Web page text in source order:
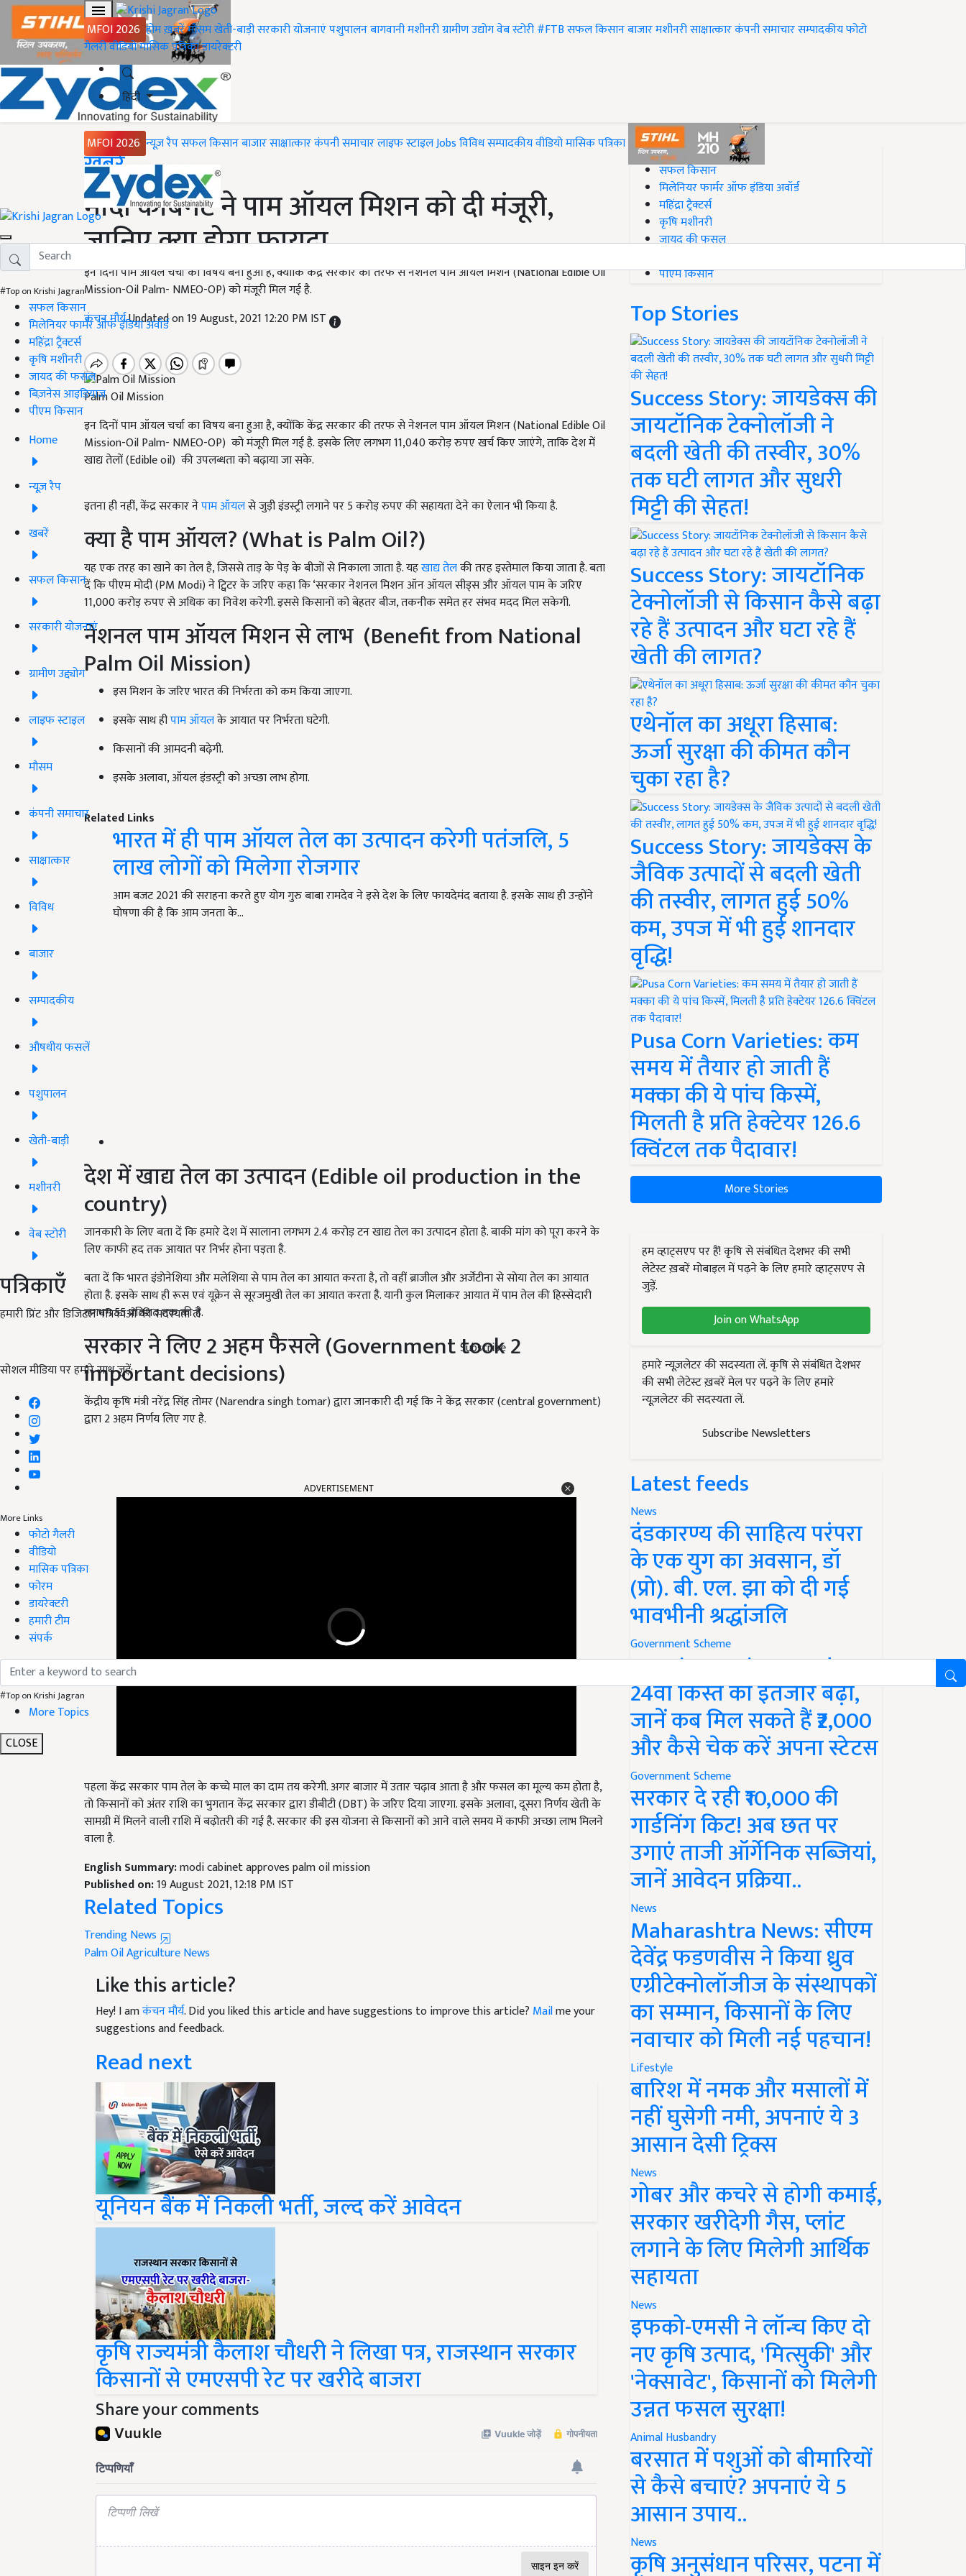
MFOI 2026 होमख़बरेंमौसमखेती-बाड़ीसरकारी योजनाएंपशुपालनबागवानीमशीनरीग्रामीण उद्योगवेब स्टोरी#FTBसफल किसानबाजारमशीनरीसाक्षात्कारकंपनी समाचारसम्पादकीयफोटो
गैलरीवीडियोमासिक पत्रिकाडायरेक्टरी
हिंदी
MFOI 2026 न्यूज़ रैपसफल किसानबाजारसाक्षात्कारकंपनी समाचारलाइफ स्टाइलJobsविविधसम्पादकीयवीडियोमासिक पत्रिका
#Top on Krishi Jagran
सफल किसान
मिलेनियर फार्मर ऑफ इंडिया अवॉर्ड
महिंद्रा ट्रैक्टर्स
कृषि मशीनरी
जायद की फसल
बिज़नेस आइडियाज
पीएम किसान
Home
न्यूज़ रैप
खबरें
सफल किसान
सरकारी योजनाएं
ग्रामीण उद्द्योग
लाइफ स्टाइल
मौसम
कंपनी समाचार
साक्षात्कार
विविध
बाजार
सम्पादकीय
औषधीय फसलें
पशुपालन
खेती-बाड़ी
मशीनरी
वेब स्टोरी
पत्रिकाएँ
हमारी प्रिंट और डिजिटल पत्रिकाओं की सदस्यता लें
Subscribe
सोशल मीडिया पर हमारे साथ जुड़ें:
More Links
फोटो गैलरी
वीडियो
मासिक पत्रिका
फोरम
डायरेक्टरी
हमारी टीम
संपर्क
#Top on Krishi Jagran
More Topics
CLOSE
Home
ख़बरें
मोदी कैबिनेट ने पाम ऑयल मिशन को दी मंजूरी,
जानिए क्या होगा फायदा
इन दिनों पाम ऑयल चर्चा का विषय बना हुआ है, क्योंकि केंद्र सरकार की तरफ से नेशनल पाम ऑयल मिशन (National Edible Oil
Mission-Oil Palm- NMEO-OP) को मंजूरी मिल गई है.
कंचन मौर्यUpdated on 19 August, 2021 12:20 PM IST
Palm Oil Mission
इन दिनों पाम ऑयल चर्चा का विषय बना हुआ है, क्योंकि केंद्र सरकार की तरफ से नेशनल पाम ऑयल मिशन (National Edible Oil
Mission-Oil Palm- NMEO-OP) को मंजूरी मिल गई है. इसके लिए लगभग 11,040 करोड़ रुपए खर्च किए जाएंगे, ताकि देश में
खाद्य तेलों (Edible oil) की उपलब्धता को बढ़ाया जा सके.
इतना ही नहीं, केंद्र सरकार नेपाम ऑयलसे जुड़ी इंडस्ट्री लगाने पर 5 करोड़ रुपए की सहायता देने का ऐलान भी किया है.
क्या है पाम ऑयल? (What is Palm Oil?)
यह एक तरह का खाने का तेल है, जिससे ताड़ के पेड़ के बीजों से निकाला जाता है. यहखाद्य तेलकी तरह इस्तेमाल किया जाता है. बता
दें कि पीएम मोदी (PM Modi) ने ट्विटर के जरिए कहा कि ‘सरकार नेशनल मिशन ऑन ऑयल सीड्स और ऑयल पाम के जरिए
11,000 करोड़ रुपए से अधिक का निवेश करेगी. इससे किसानों को बेहतर बीज, तकनीक समेत हर संभव मदद मिल सकेगी.
नेशनल पाम ऑयल मिशन से लाभ (Benefit from National
Palm Oil Mission)
इस मिशन के जरिए भारत की निर्भरता को कम किया जाएगा.
इसके साथ हीपाम ऑयलके आयात पर निर्भरता घटेगी.
किसानों की आमदनी बढ़ेगी.
इसके अलावा, ऑयल इंडस्ट्री को अच्छा लाभ होगा.
Related Links
भारत में ही पाम ऑयल तेल का उत्पादन करेगी पतंजलि, 5
लाख लोगों को मिलेगा रोजगार
आम बजट 2021 की सराहना करते हुए योग गुरु बाबा रामदेव ने इसे देश के लिए फायदेमंद बताया है. इसके साथ ही उन्होंने
घोषणा की है कि आम जनता के…
देश में खाद्य तेल का उत्पादन (Edible oil production in the
country)
जानकारी के लिए बता दें कि हमारे देश में सालाना लगभग 2.4 करोड़ टन खाद्य तेल का उत्पादन होता है. बाकी मांग को पूरा करने के
लिए काफी हद तक आयात पर निर्भर होना पड़ता है.
बता दें कि भारत इंडोनेशिया और मलेशिया से पाम तेल का आयात करता है, तो वहीं ब्राजील और अर्जेंटीना से सोया तेल का आयात
होता है. इसके साथ ही रूस एवं यूक्रेन से सूरजमुखी तेल का आयात करता है. यानी कुल मिलाकर आयात में पाम तेल की हिस्सेदारी
लगभग 55 प्रतिशत तक की है.
सरकार ने लिए 2 अहम फैसले (Government took 2
important decisions)
केंद्रीय कृषि मंत्री नरेंद्र सिंह तोमर (Narendra singh tomar) द्वारा जानकारी दी गई कि ने केंद्र सरकार (central government)
द्वारा 2 अहम निर्णय लिए गए है.
तो किसानों को अंतर राशि का भुगतान केंद्र सरकार द्वारा डीबीटी (DBT) के जरिए दिया जाएगा. इसके अलावा, दूसरा निर्णय खेती के
सामग्री में मिलने वाली राशि में बढ़ोतरी की गई है. सरकार की इस योजना से किसानों को आने वाले समय में काफी अच्छा लाभ मिलने
वाला है.
Published on:19 August 2021, 12:18 PM IST
Related Topics
Trending News
Palm OilAgriculture News
Like this article?
Hey! I amकंचन मौर्य. Did you liked this article and have suggestions to improve this article?
suggestions and feedback.
Read next
यूनियन बैंक में निकली भर्ती, जल्द करें आवेदन
कृषि राज्यमंत्री कैलाश चौधरी ने लिखा पत्र, राजस्थान सरकार
किसानों से एमएसपी रेट पर खरीदे बाजरा
Share your comments
#Top on Krishi Jagran
सफल किसान
मिलेनियर फार्मर ऑफ इंडिया अवॉर्ड
महिंद्रा ट्रैक्टर्स
कृषि मशीनरी
जायद की फसल
पीएम किसान
Top Stories
Success Story: जायडेक्स की
जायटॉनिक टेक्नोलॉजी ने
बदली खेती की तस्वीर, 30%
तक घटी लागत और सुधरी
मिट्टी की सेहत!
Success Story: जायटॉनिक
टेक्नोलॉजी से किसान कैसे बढ़ा
रहे हैं उत्पादन और घटा रहे हैं
खेती की लागत?
एथेनॉल का अधूरा हिसाब:
ऊर्जा सुरक्षा की कीमत कौन
चुका रहा है?
Success Story: जायडेक्स के
जैविक उत्पादों से बदली खेती
की तस्वीर, लागत हुई 50%
कम, उपज में भी हुई शानदार
वृद्धि!
Pusa Corn Varieties: कम
समय में तैयार हो जाती हैं
मक्का की ये पांच किस्में,
मिलती है प्रति हेक्टेयर 126.6
क्विंटल तक पैदावार!
More Stories
हम व्हाट्सएप पर हैं! कृषि से संबंधित देशभर की सभी
लेटेस्ट ख़बरें मोबाइल में पढ़ने के लिए हमारे व्हाट्सएप से
जुड़ें.
Join on WhatsApp
हमारे न्यूज़लेटर की सदस्यता लें. कृषि से संबंधित देशभर
की सभी लेटेस्ट ख़बरें मेल पर पढ़ने के लिए हमारे
न्यूज़लेटर की सदस्यता लें.
Subscribe Newsletters
Latest feeds
News
दंडकारण्य की साहित्य परंपरा
के एक युग का अवसान, डॉ
(प्रो). बी. एल. झा को दी गई
भावभीनी श्रद्धांजलि
Government Scheme
PM Kisan Yojana Update:
24वीं किस्त का इंतजार बढ़ा,
जानें कब मिल सकते हैं ₹2,000
और कैसे चेक करें अपना स्टेटस
Government Scheme
सरकार दे रही ₹10,000 की
गार्डनिंग किट! अब छत पर
उगाएं ताजी ऑर्गेनिक सब्जियां,
जानें आवेदन प्रक्रिया..
News
Maharashtra News: सीएम
देवेंद्र फडणवीस ने किया ध्रुव
एग्रीटेक्नोलॉजीज के संस्थापकों
का सम्मान, किसानों के लिए
नवाचार को मिली नई पहचान!
Lifestyle
बारिश में नमक और मसालों में
नहीं घुसेगी नमी, अपनाएं ये 3
आसान देसी ट्रिक्स
News
गोबर और कचरे से होगी कमाई,
सरकार खरीदेगी गैस, प्लांट
लगाने के लिए मिलेगी आर्थिक
सहायता
News
इफको-एमसी ने लॉन्च किए दो
नए कृषि उत्पाद, 'मित्सुकी' और
'नेक्सावेट', किसानों को मिलेगी
उन्नत फसल सुरक्षा!
Animal Husbandry
बरसात में पशुओं को बीमारियों
से कैसे बचाएं? अपनाएं ये 5
आसान उपाय..
News
कृषि अनुसंधान परिसर, पटना में